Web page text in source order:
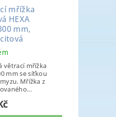
mřížka
HEXA
mm,
větrací mřížka
mm se síťkou
Mřížka z